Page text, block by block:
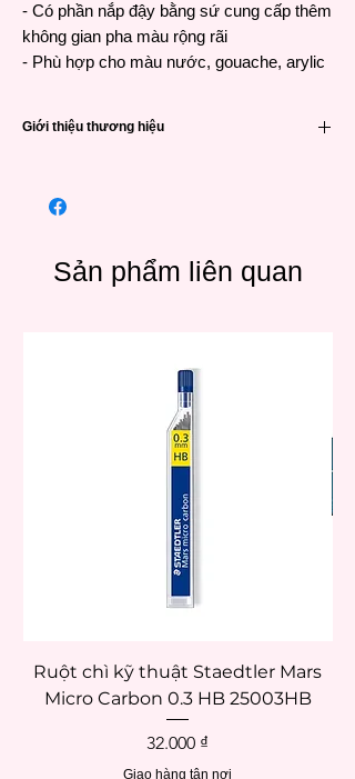
- Có phần nắp đậy bằng sứ cung cấp thêm
không gian pha màu rộng rãi
- Phù hợp cho màu nước, gouache, arylic
Giới thiệu thương hiệu
cung cấp họa phẩm và giá vẽ chất lượng
nghiệp dư đến chuyên nghiệp.
Sản phẩm liên quan
Ruột chì kỹ thuật Staedtler Mars
Micro Carbon 0.3 HB 25003HB
Giá
32.000 ₫
Giao hàng tận nơi